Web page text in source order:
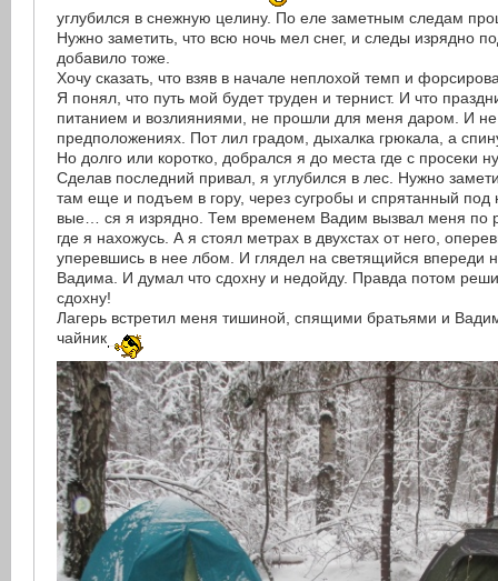
углубился в снежную целину. По еле заметным следам
Нужно заметить, что всю ночь мел снег, и следы изрядно
добавило тоже.
Хочу сказать, что взяв в начале неплохой темп и
Я понял, что путь мой будет труден и тернист. И что
питанием и возлияниями, не прошли для меня даром. И
предположениях. Пот лил градом, дыхалка грюкала, а
Но долго или коротко, добрался я до места где с просеки
Сделав последний привал, я углубился в лес. Нужно
там еще и подъем в гору, через сугробы и спрятанный под
вые… ся я изрядно. Тем временем Вадим вызвал меня по
где я нахожусь. А я стоял метрах в двухстах от него,
уперевшись в нее лбом. И глядел на светящийся впереди
Вадима. И думал что сдохну и недойду. Правда потом
сдохну!
Лагерь встретил меня тишиной, спящими братьями и
чайник